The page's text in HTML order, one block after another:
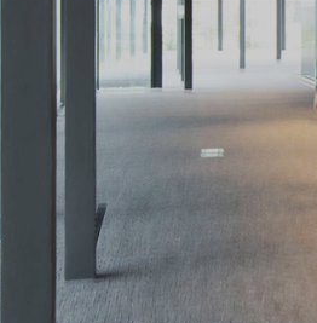
施設紹介
年間スケジュール
教育プログラム
施設概要